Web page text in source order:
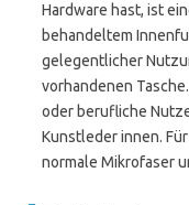
Hardware hast, ist
behandeltem
gelegentlicher
vorhandenen
oder berufliche
Kunstleder innen.
normale Mikrofaser